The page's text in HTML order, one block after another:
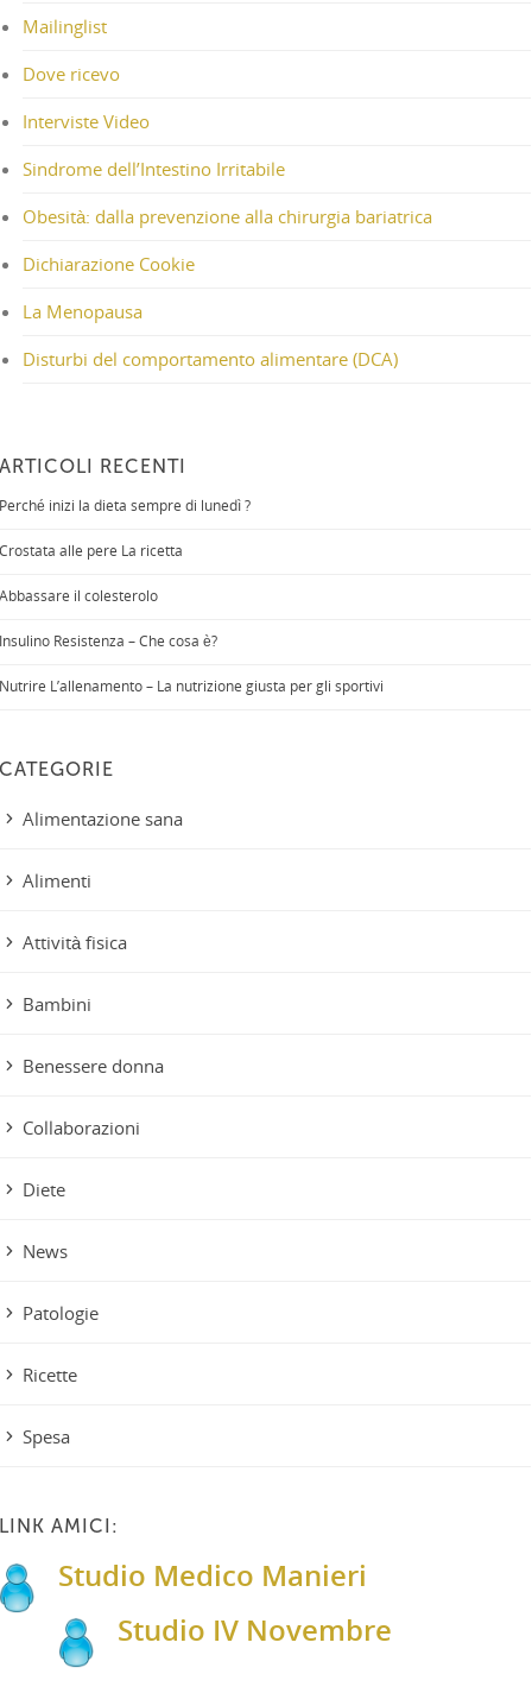
Mailinglist
Dove ricevo
Interviste Video
Sindrome dell’Intestino Irritabile
Obesità: dalla prevenzione alla chirurgia bariatrica
Dichiarazione Cookie
La Menopausa
Disturbi del comportamento alimentare (DCA)
ARTICOLI RECENTI
Perché inizi la dieta sempre di lunedì ?
Crostata alle pere La ricetta
Abbassare il colesterolo
Insulino Resistenza – Che cosa è?
Nutrire L’allenamento – La nutrizione giusta per gli sportivi
CATEGORIE
Alimentazione sana
Alimenti
Attività fisica
Bambini
Benessere donna
Collaborazioni
Diete
News
Patologie
Ricette
Spesa
LINK AMICI:
Studio Medico Manieri
Studio IV Novembre